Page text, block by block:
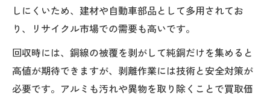
しにくいため、建材や自動車部品として多用されてお
り、リサイクル市場での需要も高いです。
回収時には、銅線の被覆を剥がして純銅だけを集めると
高値が期待できますが、剥離作業には技術と安全対策が
必要です。アルミも汚れや異物を取り除くことで買取価